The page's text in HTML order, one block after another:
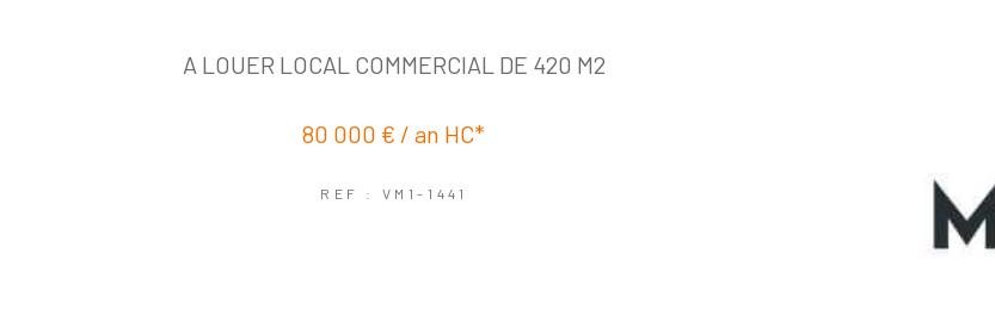
A LOUER LOCAL COMMERCIAL DE 420 M2
80 000 € / an HC*
REF : VM1-1441